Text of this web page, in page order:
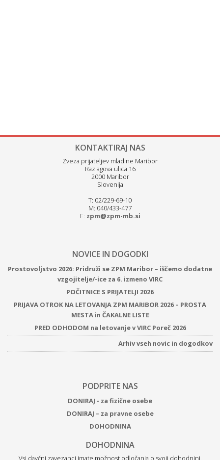
KONTAKTIRAJ NAS
Zveza prijateljev mladine Maribor
Razlagova ulica 16
2000 Maribor
Slovenija
T: 02/229-69-10
M: 040/433-477
E: zpm@zpm-mb.si
NOVICE IN DOGODKI
Prostovoljstvo 2026: Pridruži se ZPM Maribor – iščemo dodatne
vzgojitelje/-ice za 6. izmeno VIRC
POČITNICE S PRIJATELJI 2026
PRIJAVA OTROK NA LETOVANJA ZPM MARIBOR 2026 – PROSTA
MESTA in ČAKALNE LISTE
PRED ODHODOM na letovanje v VIRC Poreč 2026
Arhiv vseh novic in dogodkov
PODPRITE NAS
DONIRAJ - za fizične osebe
DONIRAJ – za pravne osebe
DOHODNINA
DOHODNINA
Vsi davčni zavezanci imate možnost odločanja o svoji dohodnini.